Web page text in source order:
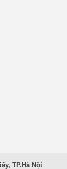
TP.Hà Nội